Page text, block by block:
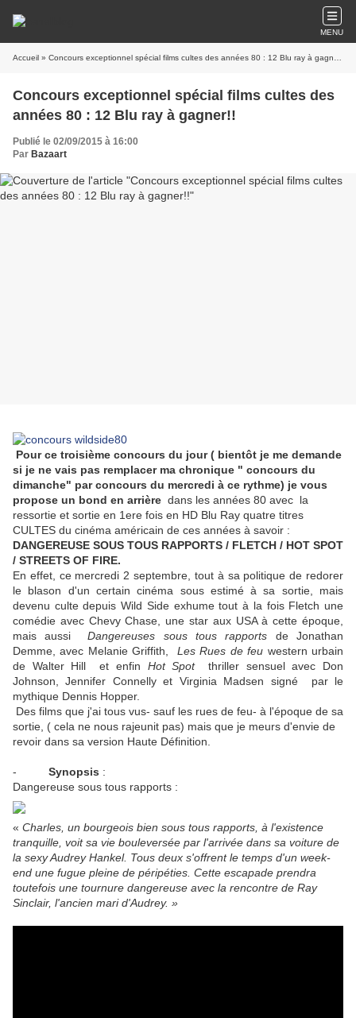
MENU
Accueil » Concours exceptionnel spécial films cultes des années 80 : 12 Blu ray à gagner!!
Concours exceptionnel spécial films cultes des
années 80 : 12 Blu ray à gagner!!
Publié le 02/09/2015 à 16:00
Par Bazaart
Pour ce troisième concours du jour ( bientôt je me demande
si je ne vais pas remplacer ma chronique " concours du
dimanche" par concours du mercredi à ce rythme) je vous
propose un bond en arrière dans les années 80 avec la
ressortie et sortie en 1ere fois en HD Blu Ray quatre titres
CULTES du cinéma américain de ces années à savoir :
DANGEREUSE SOUS TOUS RAPPORTS / FLETCH / HOT SPOT
/ STREETS OF FIRE.
En effet, ce mercredi 2 septembre, tout à sa politique de redorer
le blason d'un certain cinéma sous estimé à sa sortie, mais
devenu culte depuis Wild Side exhume tout à la fois Fletch une
comédie avec Chevy Chase, une star aux USA à cette époque,
mais aussiDangereuses sous tous rapports de Jonathan
Demme, avec Melanie Griffith, Les Rues de feu western urbain
de Walter Hill et enfin Hot Spotthriller sensuel avec Don
Johnson, Jennifer Connelly et Virginia Madsen signé par le
mythique Dennis Hopper.
Des films que j'ai tous vus- sauf les rues de feu- à l'époque de sa
sortie, ( cela ne nous rajeunit pas) mais que je meurs d'envie de
revoir dans sa version Haute Définition.
- Synopsis :
Dangereuse sous tous rapports :
« Charles, un bourgeois bien sous tous rapports, à l'existence
tranquille, voit sa vie bouleversée par l'arrivée dans sa voiture de
la sexy Audrey Hankel. Tous deux s'offrent le temps d'un week-
end une fugue pleine de péripéties. Cette escapade prendra
toutefois une tournure dangereuse avec la rencontre de Ray
Sinclair, l'ancien mari d'Audrey. »